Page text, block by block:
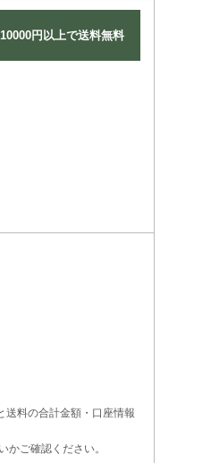
10000円以上で送料無料
送料の合計金額・口座情報
ご確認ください。